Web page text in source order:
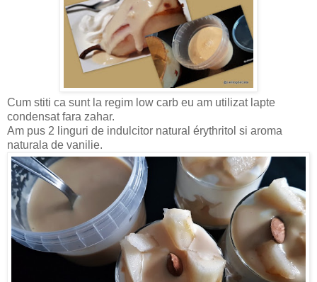
Cum stiti ca sunt la regim low carb eu am utilizat lapte
condensat fara zahar.
Am pus 2 linguri de indulcitor natural érythritol si aroma
naturala de vanilie.